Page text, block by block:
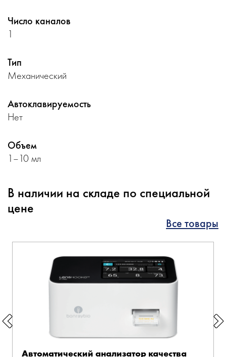
Число каналов
1
Тип
Механический
Автоклавируемость
Нет
Объем
1–10 мл
В наличии на складе по специальной
цене
Все товары
Автоматический анализатор качества